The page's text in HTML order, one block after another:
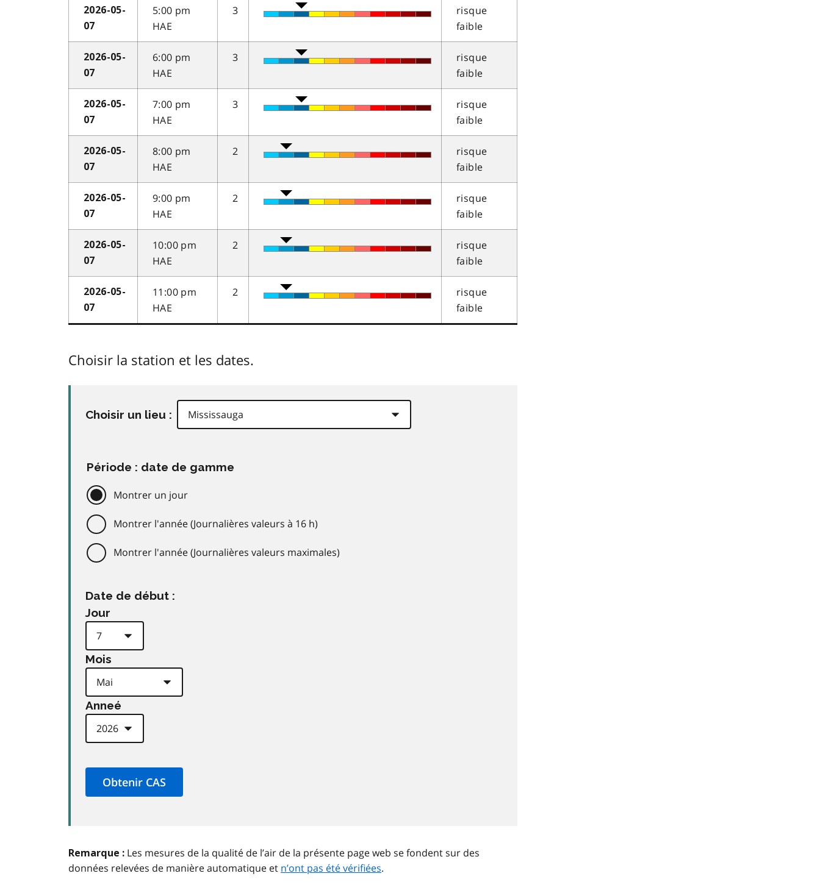
2026-05-
07
5:00 pm
HAE
3
risque
faible
2026-05-
07
6:00 pm
HAE
3
risque
faible
2026-05-
07
7:00 pm
HAE
3
risque
faible
2026-05-
07
8:00 pm
HAE
2
risque
faible
2026-05-
07
9:00 pm
HAE
2
risque
faible
2026-05-
07
10:00 pm
HAE
2
risque
faible
2026-05-
07
11:00 pm
HAE
2
risque
faible
Choisir la station et les dates.
Choisir un lieu :
Période : date de gamme
Montrer un jour
Montrer l'année (Journalières valeurs à 16 h)
Montrer l'année (Journalières valeurs maximales)
Date de début :
Jour
Mois
Anneé
Remarque : Les mesures de la qualité de l’air de la présente page web se fondent sur des
données relevées de manière automatique et n’ont pas été vérifiées.